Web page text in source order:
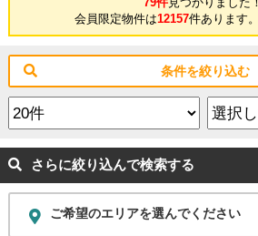
会員限定物件は12157件あります。
条件を絞り込む
さらに絞り込んで検索する
ご希望のエリアを選んでください